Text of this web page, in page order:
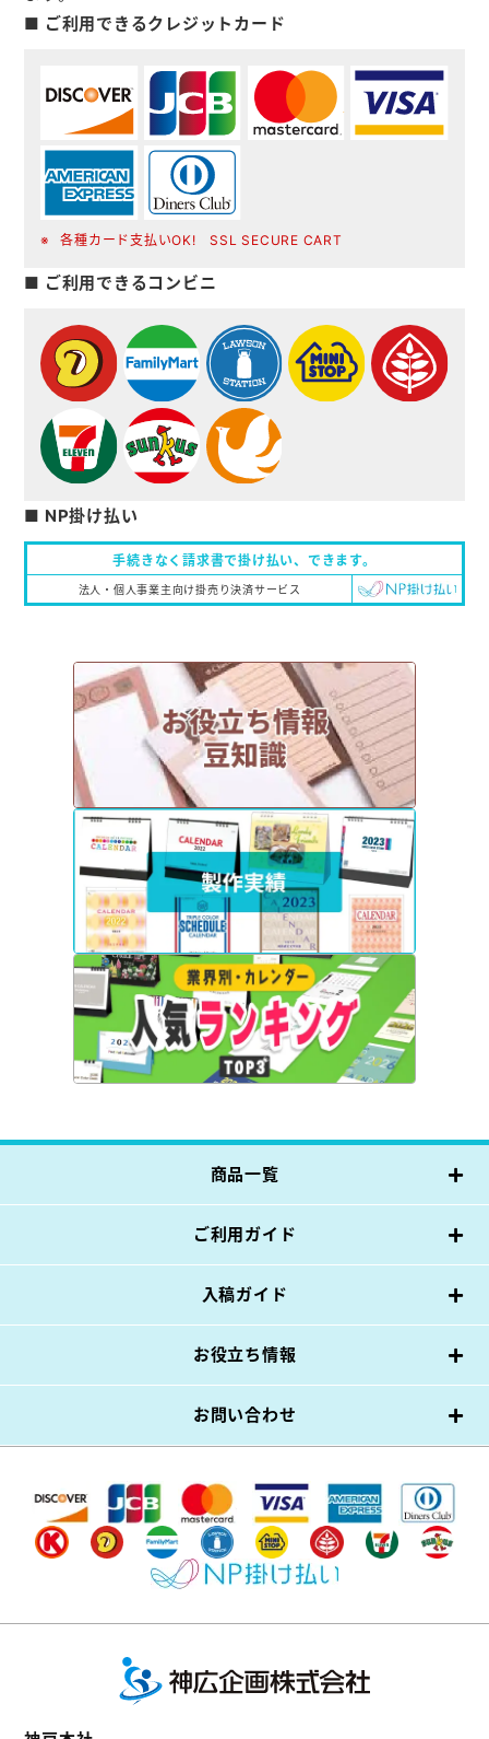
■ ご利用できるクレジットカード
各種カード支払いOK! SSL SECURE CART
■ ご利用できるコンビニ
■ NP掛け払い
手続きなく請求書で掛け払い、 できます。
法人・個人事業主向け掛売り決済サービス
商品一覧
ご利用ガイド
入稿ガイド
お役立ち情報
お問い合わせ